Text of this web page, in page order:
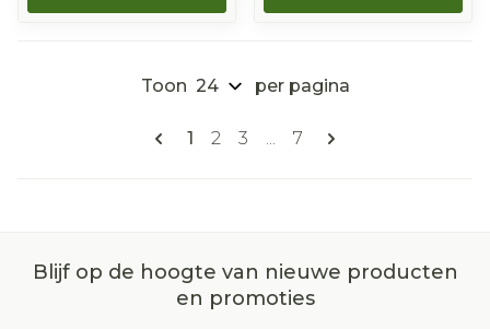
Pagina's
U lees momenteel pagina
1 Pagina
2 Pagina
3 ... Pagina
7
Toon per pagina
Blijf op de hoogte van nieuwe producten
en promoties